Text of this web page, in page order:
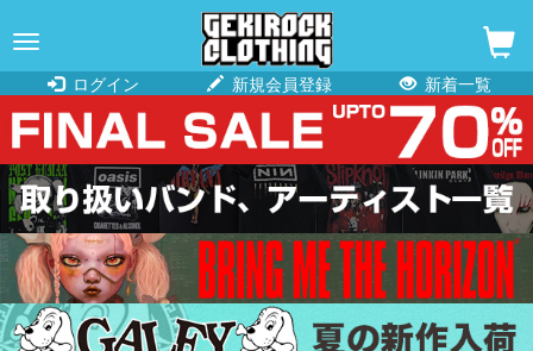
navigation
ログイン
新規会員登録 新着一覧